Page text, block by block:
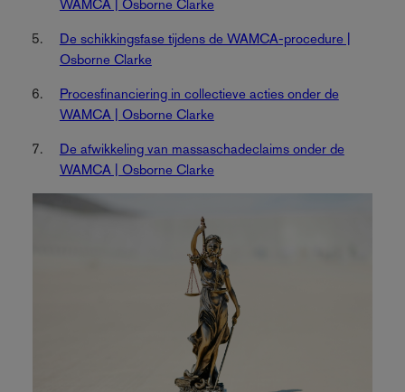
WAMCA | Osborne Clarke
De schikkingsfase tijdens de WAMCA-procedure |
Osborne Clarke
Procesfinanciering in collectieve acties onder de
WAMCA | Osborne Clarke
De afwikkeling van massaschadeclaims onder de
WAMCA | Osborne Clarke